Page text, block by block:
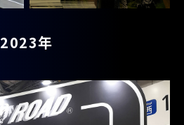
2023年